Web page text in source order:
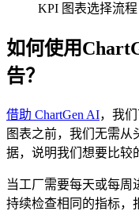
KPI 图表选择流程
如何使用
告？
借助 ChartGen AI，我
图表之前，我们无需
据，说明我们想要比较
当工厂需要每天或每周
持续检查相同的指标，